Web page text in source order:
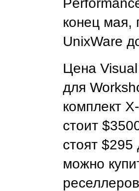
конец мая,
UnixWare
Цена
для
комплект
стоит
стоят
можно